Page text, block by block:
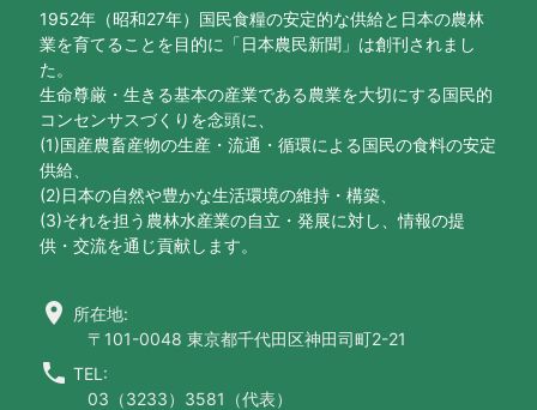
1952年（昭和27年）国民食糧の安定的な供給と日本の農林
業を育てることを目的に「日本農民新聞」は創刊されまし
た。
生命尊厳・生きる基本の産業である農業を大切にする国民的
コンセンサスづくりを念頭に、
(1)国産農畜産物の生産・流通・循環による国民の食料の安定
供給、
(2)日本の自然や豊かな生活環境の維持・構築、
(3)それを担う農林水産業の自立・発展に対し、情報の提
供・交流を通じ貢献します。
location_on 所在地:
〒101-0048 東京都千代田区神田司町2-21
call TEL:
03（3233）3581（代表）